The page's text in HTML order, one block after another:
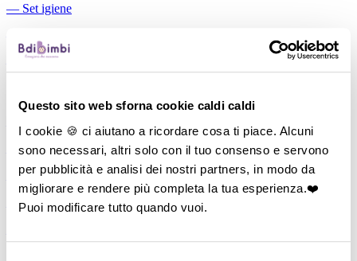
Questo sito web sforna cookie caldi caldi
I cookie 🍪 ci aiutano a ricordare cosa ti piace. Alcuni
sono necessari, altri solo con il tuo consenso e servono
per pubblicità e analisi dei nostri partners, in modo da
migliorare e rendere più completa la tua esperienza.❤️
Puoi modificare tutto quando vuoi.
― Set igiene
Aspiratori nasali manuali
―
Cuscini allattamento
―Biberon
―
Tettarelle
―Succhietti